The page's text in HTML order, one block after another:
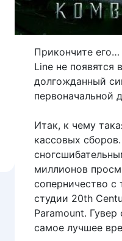
Прикончите
Line не появятся
долгожданный
первоначальной
Итак, к чему
кассовых
миллионов
соперничество с
студии 20th
Paramount.
самое лучшее